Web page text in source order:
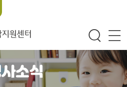
소식